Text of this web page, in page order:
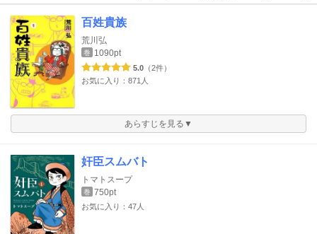
百姓貴族
荒川弘
巻 1090pt
5.0 （2件）
お気に入り：871人
あらすじを見る▼
奸臣スムバト
トマトスープ
巻 750pt
お気に入り：47人